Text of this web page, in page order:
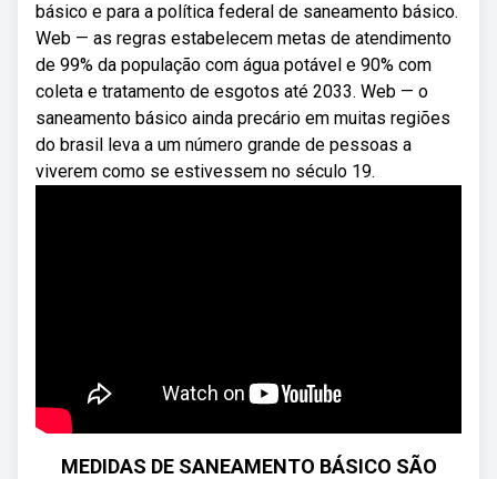
básico e para a política federal de saneamento básico.
Web — as regras estabelecem metas de atendimento
de 99% da população com água potável e 90% com
coleta e tratamento de esgotos até 2033. Web — o
saneamento básico ainda precário em muitas regiões
do brasil leva a um número grande de pessoas a
viverem como se estivessem no século 19.
MEDIDAS DE SANEAMENTO BÁSICO SÃO